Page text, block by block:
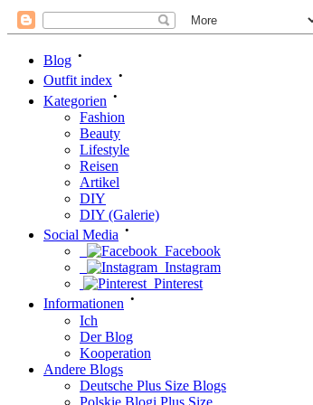
Blog •
Outfit index •
Kategorien •
Fashion
Beauty
Lifestyle
Reisen
Artikel
DIY
DIY (Galerie)
Social Media •
Facebook
Instagram
Pinterest
Informationen •
Ich
Der Blog
Kooperation
Andere Blogs
Deutsche Plus Size Blogs
Polskie Blogi Plus Size